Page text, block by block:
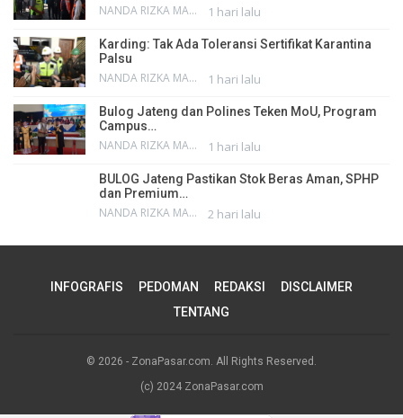
NANDA RIZKA MAHENDRA 1 hari lalu
Karding: Tak Ada Toleransi Sertifikat Karantina
Palsu
NANDA RIZKA MAHENDRA 1 hari lalu
Bulog Jateng dan Polines Teken MoU, Program
Campus…
NANDA RIZKA MAHENDRA 1 hari lalu
BULOG Jateng Pastikan Stok Beras Aman, SPHP
dan Premium…
NANDA RIZKA MAHENDRA 2 hari lalu
INFOGRAFIS PEDOMAN REDAKSI
DISCLAIMER
TENTANG
© 2026 - ZonaPasar.com. All Rights Reserved.
(c) 2024 ZonaPasar.com